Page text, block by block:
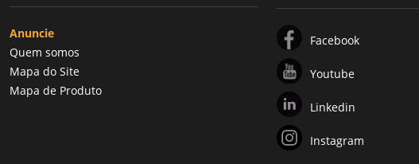
Anuncie
Quem somos
Mapa do Site
Mapa de Produto
Facebook
Youtube
Linkedin
Instagram